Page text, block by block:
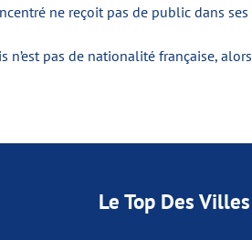
ne reçoit pas de public dans
n’est pas de nationalité française,
Le Top Des